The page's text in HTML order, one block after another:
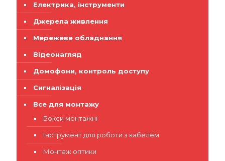
Електрика, інструменти
Джерела живлення
Мережеве обладнання
Відеонагляд
Домофони, контроль доступу
Сигналізація
Все для монтажу
Бокси монтажні
Інструмент для роботи з кабелем
Монтаж оптики